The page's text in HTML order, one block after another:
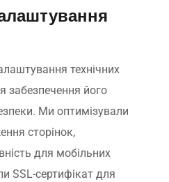
технічних
забезпечення його
Ми оптимізували
сторінок,
для мобільних
SSL-сертифікат для